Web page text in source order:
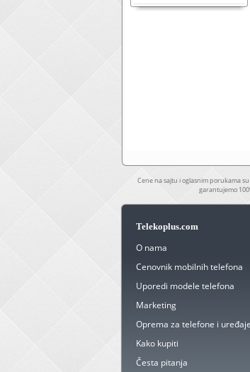
Cene na sajtu i oglasnim porukama
garantujemo
Telekoplus.com
O nama
Cenovnik mobilnih telefona
Uporedi modele telefona
Marketing
Oprema za telefone i uređaje
Kako kupiti
Česta pitanja